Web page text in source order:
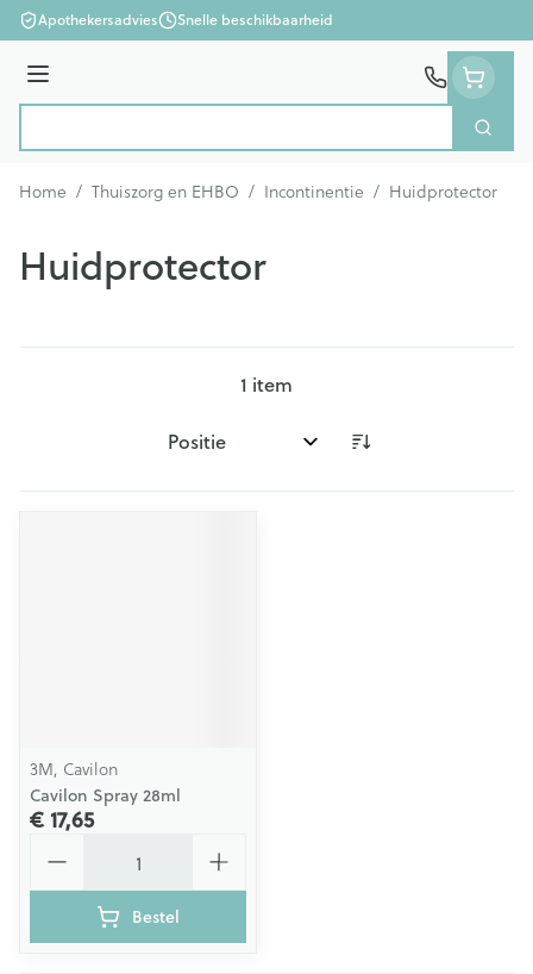
Ga naar de inhoud
Apothekersadvies Snelle beschikbaarheid
Menu
Zoek
Home / Thuiszorg en EHBO / Incontinentie / Huidprotector
Huidprotector
1 item
Sorteer op:
3M, Cavilon
Cavilon Spray 28ml
€ 17,65
Bestel